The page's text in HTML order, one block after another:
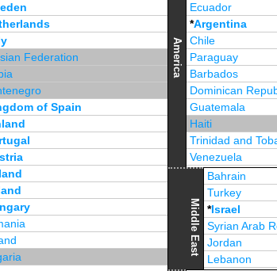
Federation
of Spain
America
Ecuador
*Argentina
Chile
Paraguay
Barbados
Dominican
Guatemala
Haiti
Trinidad and
Venezuela
Jamaica
Middle East
Bahrain
Turkey
*Israel
Syrian Arab
Jordan
Lebanon